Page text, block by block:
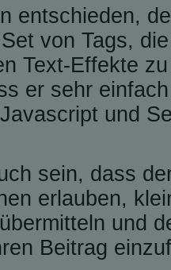
entschieden,
von Tags,
Text-Effekte
er sehr
und
sein, dass
erlauben,
und
Beitrag